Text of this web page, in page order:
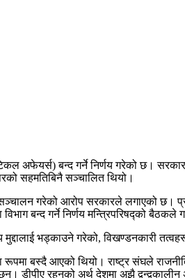
अफेयर्स) बन्द गर्ने निर्णय गरेको छ।
सहमतिबिनै सञ्चालित थियो।
सञ्चालन गरेको आरोप सरकारले लगाएको
बन्द गर्ने निर्णय मन्त्रिपरिषद्को
भड्काउने गरेको, विखण्डनकारी
बस्दै आएको थियो। राष्ट्र संघले
डीपीए रहनुको अर्थ देशमा अझै